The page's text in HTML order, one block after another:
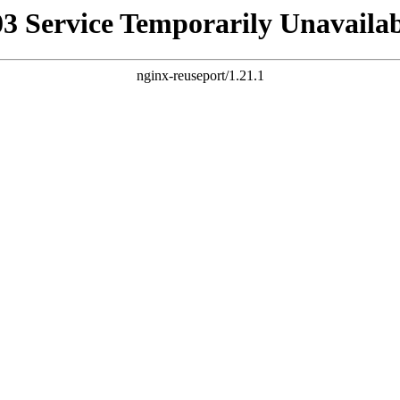
Service Temporarily
nginx-reuseport/1.21.1